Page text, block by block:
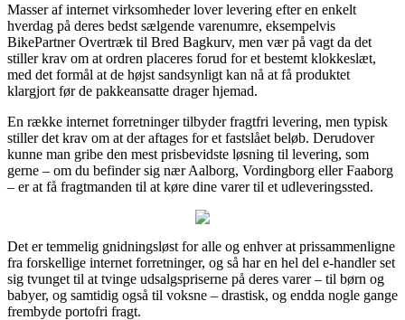
Masser af internet virksomheder lover levering efter en enkelt
hverdag på deres bedst sælgende varenumre, eksempelvis
BikePartner Overtræk til Bred Bagkurv, men vær på vagt da det
stiller krav om at ordren placeres forud for et bestemt klokkeslæt,
med det formål at de højst sandsynligt kan nå at få produktet
klargjort før de pakkeansatte drager hjemad.
En række internet forretninger tilbyder fragtfri levering, men typisk
stiller det krav om at der aftages for et fastslået beløb. Derudover
kunne man gribe den mest prisbevidste løsning til levering, som
gerne – om du befinder sig nær Aalborg, Vordingborg eller Faaborg
– er at få fragtmanden til at køre dine varer til et udleveringssted.
Det er temmelig gnidningsløst for alle og enhver at prissammenligne
fra forskellige internet forretninger, og så har en hel del e-handler set
sig tvunget til at tvinge udsalgspriserne på deres varer – til børn og
babyer, og samtidig også til voksne – drastisk, og endda nogle gange
frembyde portofri fragt.